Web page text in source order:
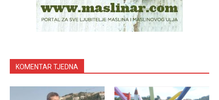
KOMENTAR TJEDNA